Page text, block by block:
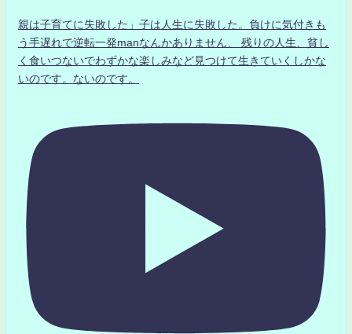
親は子育てに失敗した」子は人生に失敗した。負けに気付きも
う手遅れで逆転一発manなんかありません、 残りの人生、貧し
く食いつないでわずかな楽しみなど見つけて生きていくしかな
いのです。ないのです。